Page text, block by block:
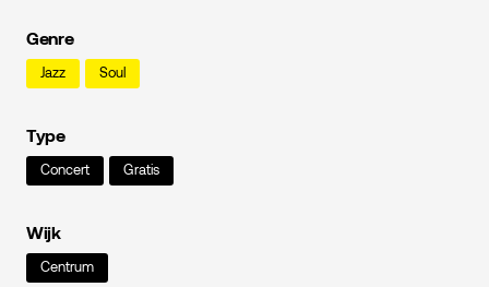
Genre
Jazz Soul
Type
Concert Gratis
Wijk
Centrum